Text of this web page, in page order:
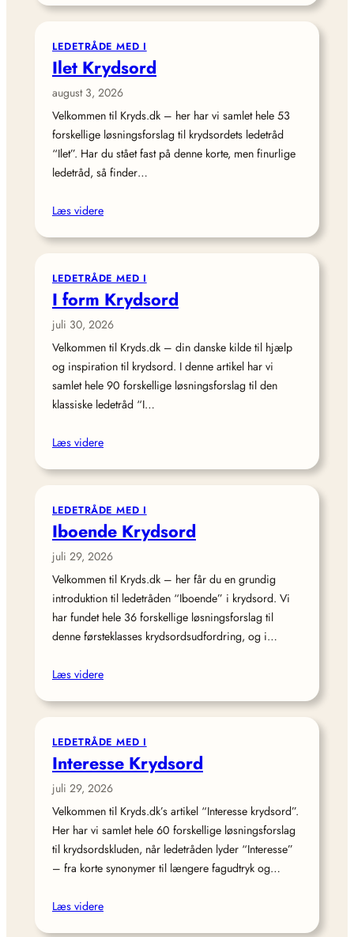
LEDETRÅDE MED I
Ilet Krydsord
august 3, 2026
Velkommen til Kryds.dk – her har vi samlet hele 53
forskellige løsningsforslag til krydsordets ledetråd
“Ilet”. Har du stået fast på denne korte, men finurlige
ledetråd, så finder…
Læs videre
LEDETRÅDE MED I
I form Krydsord
juli 30, 2026
Velkommen til Kryds.dk – din danske kilde til hjælp
og inspiration til krydsord. I denne artikel har vi
samlet hele 90 forskellige løsningsforslag til den
klassiske ledetråd “I…
Læs videre
LEDETRÅDE MED I
Iboende Krydsord
juli 29, 2026
Velkommen til Kryds.dk – her får du en grundig
introduktion til ledetråden “Iboende” i krydsord. Vi
har fundet hele 36 forskellige løsningsforslag til
denne førsteklasses krydsordsudfordring, og i…
Læs videre
LEDETRÅDE MED I
Interesse Krydsord
juli 29, 2026
Velkommen til Kryds.dk’s artikel “Interesse krydsord”.
Her har vi samlet hele 60 forskellige løsningsforslag
til krydsordskluden, når ledetråden lyder “Interesse”
– fra korte synonymer til længere fagudtryk og…
Læs videre